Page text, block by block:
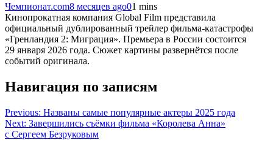
Чемпионат.com8 месяцев ago01 mins
Кинопрокатная компания Global Film представила
официальный дублированный трейлер фильма-катастрофы
«Гренландия 2: Миграция». Премьера в России состоится
29 января 2026 года. Сюжет картины развернётся после
событий оригинала.
Навигация по записям
Previous: Названы самые популярные актеры 2025 года
Next: Завершились съёмки фильма «Королева Анна»
с Сергеем Безруковым